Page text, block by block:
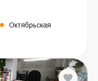
Октябрьская